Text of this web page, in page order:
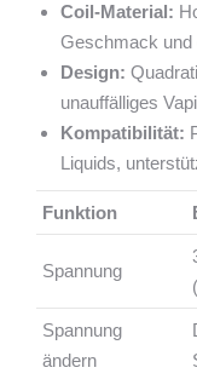
Coil-Material:
Geschmack und
Design:
unauffälliges
Kompatibilität:
Liquids,
Funktion
Spannung
Spannung
ändern